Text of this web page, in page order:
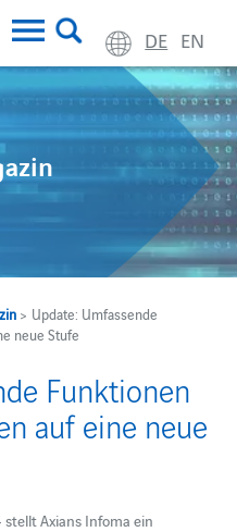
DE EN
> Update: Umfassende
neue Stufe
Funktionen
auf eine neue
Axians Infoma ein